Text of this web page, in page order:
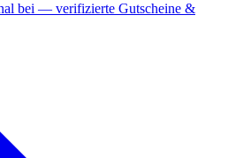
bei — verifizierte Gutscheine &